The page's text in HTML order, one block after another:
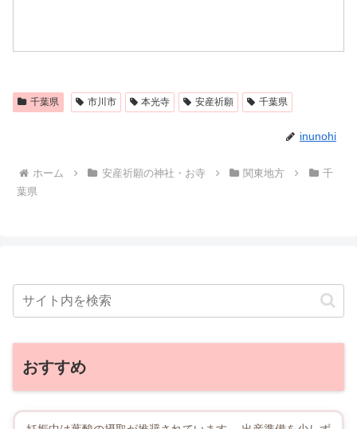
千葉県 市川市 本光寺 安産祈願 千葉県
inunohi
ホーム 安産祈願の神社・お寺 関東地方
千
葉県
おすすめ